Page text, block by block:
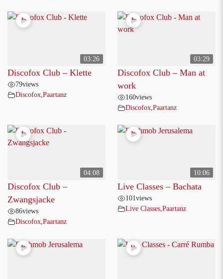
03:26
Discofox Club – Klette
79views
Discofox,Paartanz
03:29
Discofox Club – Man at
work
160views
Discofox,Paartanz
04:08
Discofox Club –
Zwangsjacke
86views
Discofox Paartanz
10:06
Live Classes – Bachata
101views
Live Classes Paartanz